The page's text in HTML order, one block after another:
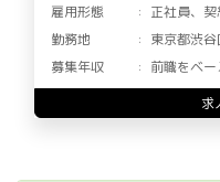
雇用形態
正社員、
勤務地
東京都渋
募集年収
前職をベ
求